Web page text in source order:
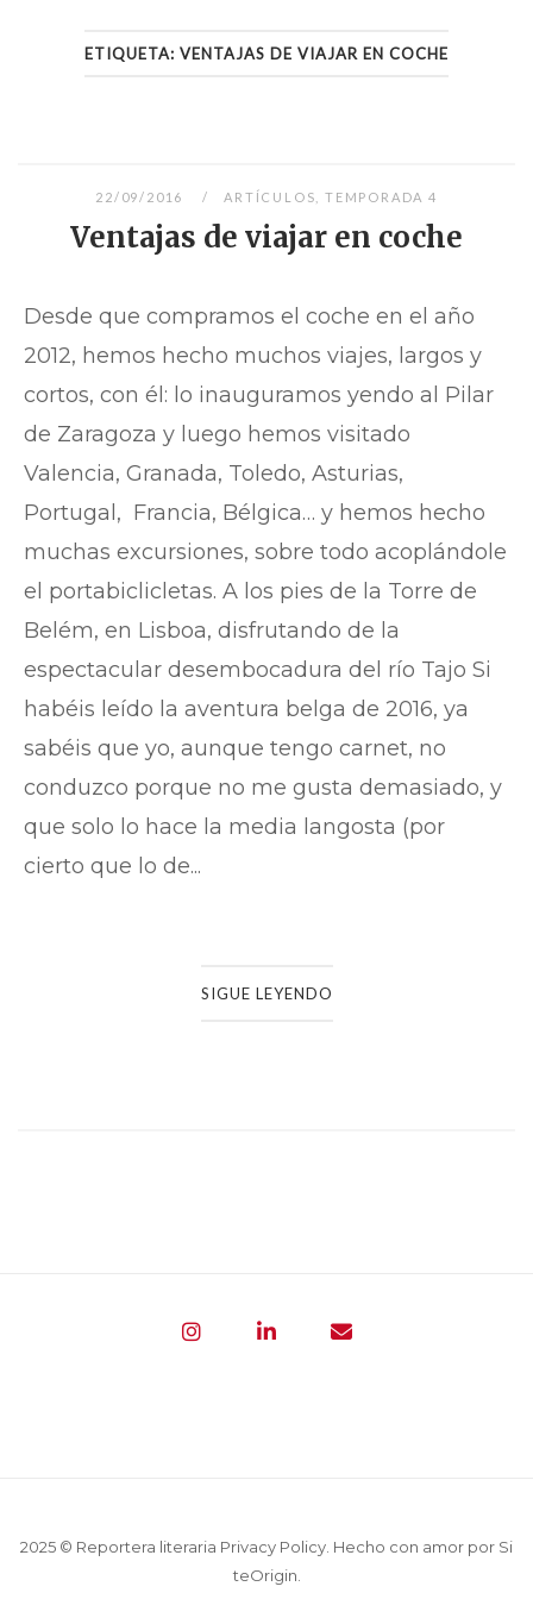
ETIQUETA: VENTAJAS DE VIAJAR EN COCHE
22/09/2016 ARTÍCULOS TEMPORADA 4
Ventajas de viajar en coche
Desde que compramos el coche en el año
2012, hemos hecho muchos viajes, largos y
cortos, con él: lo inauguramos yendo al Pilar
de Zaragoza y luego hemos visitado
Valencia, Granada, Toledo, Asturias,
Portugal, Francia, Bélgica… y hemos hecho
muchas excursiones, sobre todo acoplándole
el portabiclicletas. A los pies de la Torre de
Belém, en Lisboa, disfrutando de la
espectacular desembocadura del río Tajo Si
habéis leído la aventura belga de 2016, ya
sabéis que yo, aunque tengo carnet, no
conduzco porque no me gusta demasiado, y
que solo lo hace la media langosta (por
cierto que lo de...
SIGUE LEYENDO
2025 © Reportera literaria Privacy Policy. Hecho con amor por Si
teOrigin.